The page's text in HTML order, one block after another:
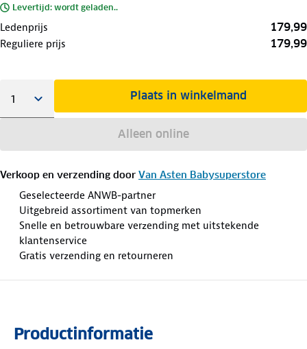
Levertijd: wordt geladen..
Ledenprijs 179,99
Reguliere prijs 179,99
Plaats in winkelmand
Alleen online
Verkoop en verzending door Van Asten Babysuperstore
Geselecteerde ANWB-partner
Uitgebreid assortiment van topmerken
Snelle en betrouwbare verzending met uitstekende
klantenservice
Gratis verzending en retourneren
Productinformatie